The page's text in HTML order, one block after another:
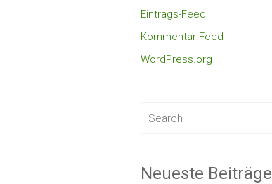
Eintrags-Feed
Kommentar-Feed
WordPress.org
Neueste Beiträge